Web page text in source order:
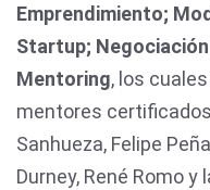
Emprendimiento;
Startup;
Mentoring, los
mentores
Sanhueza, Felipe
Durney, René Romo y